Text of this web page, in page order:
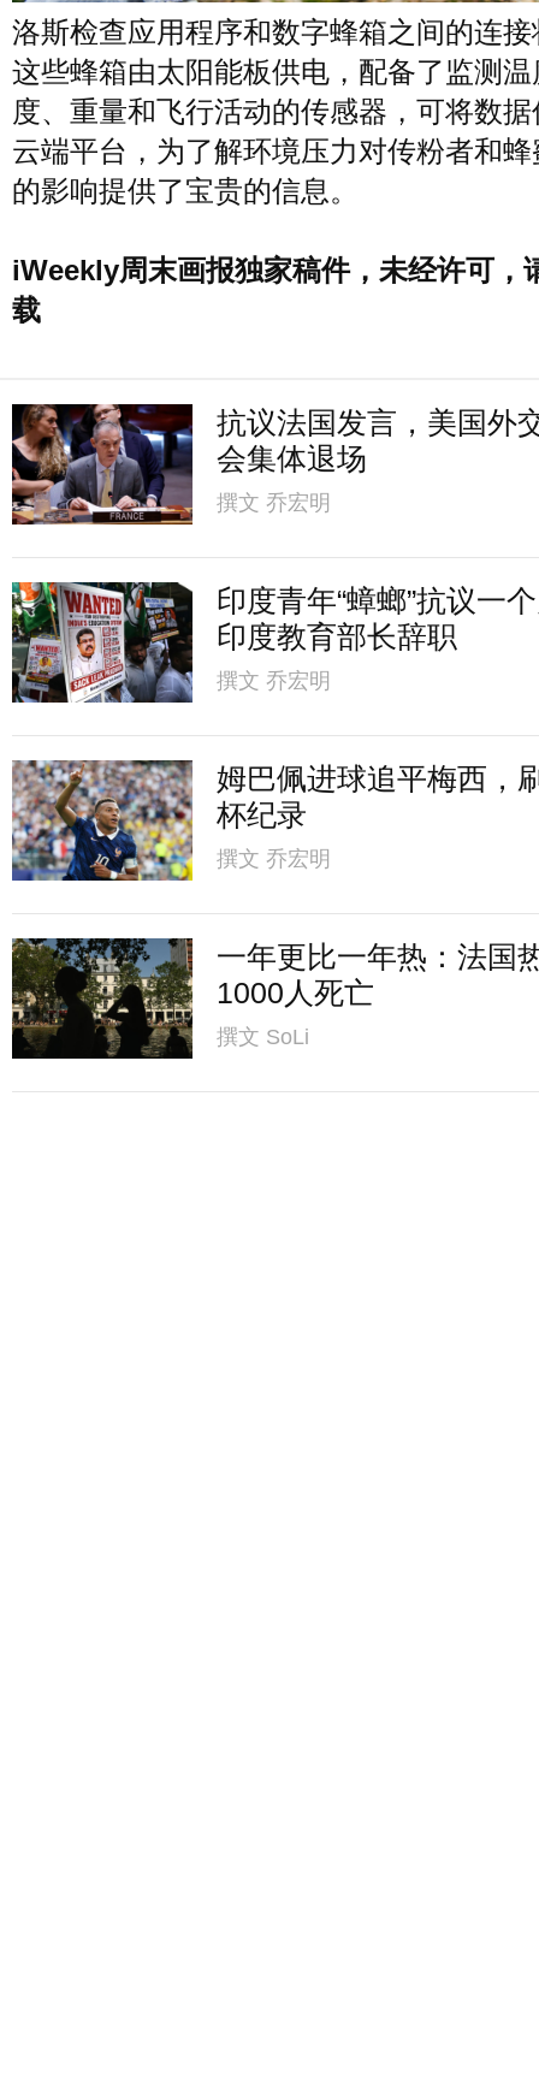
洛斯检查应用程序和数字蜂箱之间的连
这些蜂箱由太阳能板供电，配备了监测
度、重量和飞行活动的传感器，可将数
云端平台，为了解环境压力对传粉者和
的影响提供了宝贵的信息。
iWeekly周末画报独家稿件，未经许可，
载
抗议法国发言，美国外
会集体退场
撰文 乔宏明
印度青年“蟑螂”抗议一
印度教育部长辞职
撰文 乔宏明
姆巴佩进球追平梅西，
杯纪录
撰文 乔宏明
一年更比一年热：法国
1000人死亡
撰文 SoLi